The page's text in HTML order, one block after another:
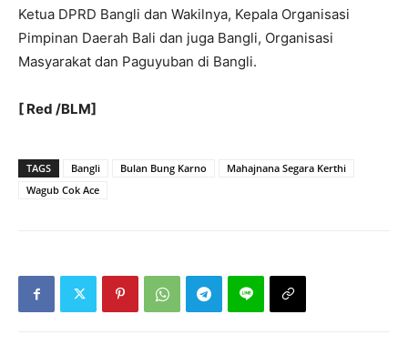
Ketua DPRD Bangli dan Wakilnya, Kepala Organisasi
Pimpinan Daerah Bali dan juga Bangli, Organisasi
Masyarakat dan Paguyuban di Bangli.
[ Red /BLM]
TAGS Bangli Bulan Bung Karno
Mahajnana Segara Kerthi
Wagub Cok Ace